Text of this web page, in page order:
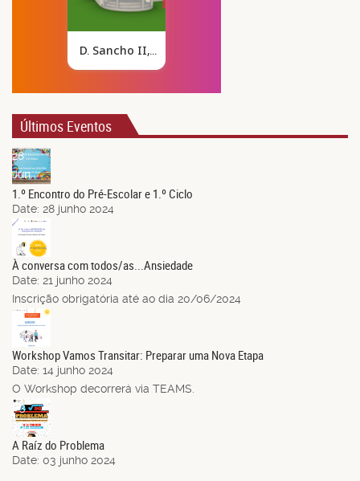
Últimos Eventos
28
Jun.
1.º Encontro do Pré-Escolar e 1.º Ciclo
Date: 28 junho 2024
21
Jun.
À conversa com todos/as...Ansiedade
Date: 21 junho 2024
Inscrição obrigatória até ao dia 20/06/2024
Jun.
Workshop Vamos Transitar: Preparar uma Nova Etapa
Date: 14 junho 2024
O Workshop decorrerá via TEAMS.
03
Jun.
A Raíz do Problema
Date: 03 junho 2024